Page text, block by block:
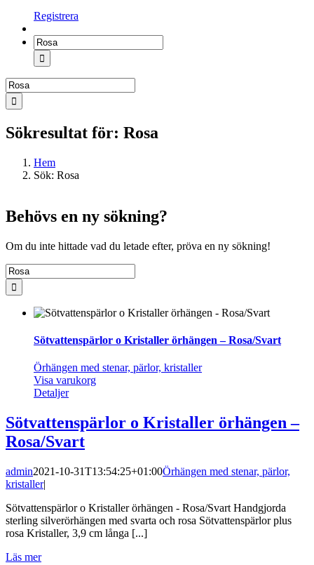
Registrera
Sök
efter:
Sök
efter:
Sökresultat för: Rosa
Hem
Sök: Rosa
Behövs en ny sökning?
Om du inte hittade vad du letade efter, pröva en ny sökning!
Sök
efter:
Sötvattenspärlor o Kristaller örhängen – Rosa/Svart
Örhängen med stenar, pärlor, kristaller
Visa varukorg
Detaljer
Sötvattenspärlor o Kristaller örhängen –
Rosa/Svart
admin2021-10-31T13:54:25+01:00Örhängen med stenar, pärlor,
kristaller|
Sötvattenspärlor o Kristaller örhängen - Rosa/Svart Handgjorda
sterling silverörhängen med svarta och rosa Sötvattenspärlor plus
rosa Kristaller, 3,9 cm långa [...]
Läs mer